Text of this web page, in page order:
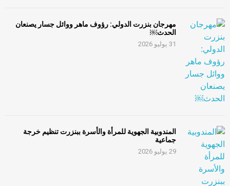
مهرجان بنزرت الدولي: رؤوف ماهر ووائل جسار يصنعان
الحدث￼
31 يوليو 2026
المندوبية الجهوية للمرأة والأسرة ببنزرت تنظيم خرجة
جماعية
29 يوليو 2026